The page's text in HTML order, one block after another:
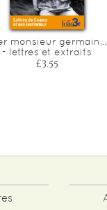
monsieur
- lettres et extraits
£3.55